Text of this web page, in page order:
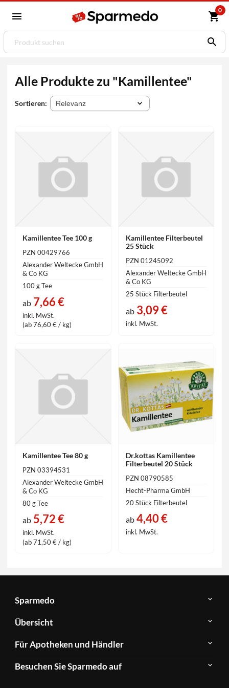
0
Alle Produkte zu "Kamillentee"
Sortieren:
Kamillentee Tee 100 g
PZN 00429766
Alexander Weltecke GmbH
& Co KG
100 g Tee
ab 7,66 €
inkl. MwSt.
(ab 76,60 € / kg)
Kamillentee Filterbeutel
25 Stück
PZN 01245092
Alexander Weltecke GmbH
& Co KG
25 Stück Filterbeutel
ab3,09 €
inkl. MwSt.
Kamillentee Tee 80 g
PZN 03394531
Alexander Weltecke GmbH
& Co KG
80 g Tee
ab 5,72 €
inkl. MwSt.
(ab 71,50 € / kg)
Dr.kottas Kamillentee
Filterbeutel 20 Stück
PZN 08790585
Hecht-Pharma GmbH
20 Stück Filterbeutel
ab4,40 €
inkl. MwSt.
Sparmedo
Über
Sparmedo
FAQ
Kontakt
Übersicht
Herstellerverzeichnis
Produkte
A-
Für Apotheken und Händler
&
Besuchen Sie Sparmedo auf